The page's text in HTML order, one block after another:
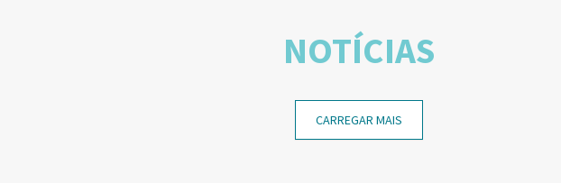
NOTÍCIAS
CARREGAR MAIS